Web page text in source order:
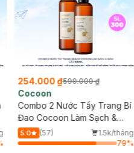
254.000 ₫590.000 ₫
Cocoon
Combo 2 Nước Tẩy Trang Bí
Đao Cocoon Làm Sạch &
Giảm Dầu 500ml
5.0 (57)
1.5k/tháng
79%